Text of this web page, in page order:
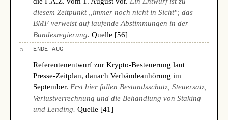
diesem Zeitpunkt „immer noch nicht in Sicht"; das
BMF verweist auf laufende Abstimmungen in der
Bundesregierung. Quelle [56]
○ ENDE AUG
Referentenentwurf zur Krypto-Besteuerung laut
Presse-Zeitplan, danach Verbändeanhörung im
September. Erst hier fallen Bestandsschutz, Steuersatz,
Verlustverrechnung und die Behandlung von Staking
und Lending. Quelle [41]